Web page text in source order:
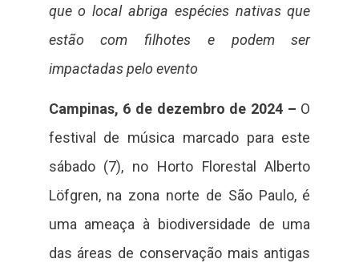
que o local abriga espécies nativas que
estão com filhotes e podem ser
impactadas pelo evento
Campinas, 6 de dezembro de 2024 – O
festival de música marcado para este
sábado (7), no Horto Florestal Alberto
Löfgren, na zona norte de São Paulo, é
uma ameaça à biodiversidade de uma
das áreas de conservação mais antigas